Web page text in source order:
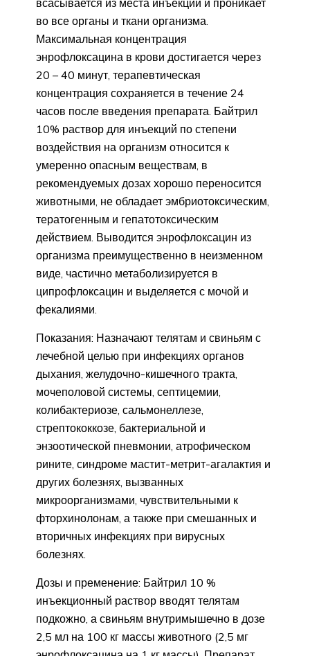
во все органы и ткани организма.
Максимальная концентрация
энрофлоксацина в крови достигается через
20 – 40 минут, терапевтическая
концентрация сохраняется в течение 24
часов после введения препарата. Байтрил
10% раствор для инъекций по степени
воздействия на организм относится к
умеренно опасным веществам, в
рекомендуемых дозах хорошо переносится
животными, не обладает эмбриотоксическим,
тератогенным и гепатотоксическим
действием. Выводится энрофлоксацин из
организма преимущественно в неизменном
виде, частично метаболизируется в
ципрофлоксацин и выделяется с мочой и
фекалиями.
Показания: Назначают телятам и свиньям с
лечебной целью при инфекциях органов
дыхания, желудочно-кишечного тракта,
мочеполовой системы, септицемии,
колибактериозе, сальмонеллезе,
стрептококкозе, бактериальной и
энзоотической пневмонии, атрофическом
рините, синдроме мастит-метрит-агалактия и
других болезнях, вызванных
микроорганизмами, чувствительными к
фторхинолонам, а также при смешанных и
вторичных инфекциях при вирусных
болезнях.
Дозы и пременение: Байтрил 10 %
инъекционный раствор вводят телятам
подкожно, а свиньям внутримышечно в дозе
2,5 мл на 100 кг массы животного (2,5 мг